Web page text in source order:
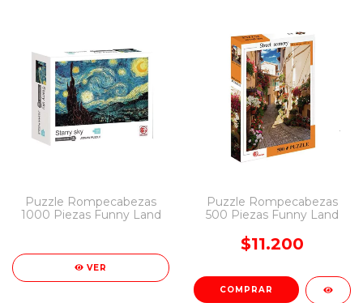
Puzzle Rompecabezas
1000 Piezas Funny Land
VER
Puzzle Rompecabezas
500 Piezas Funny Land
$11.200
COMPRAR